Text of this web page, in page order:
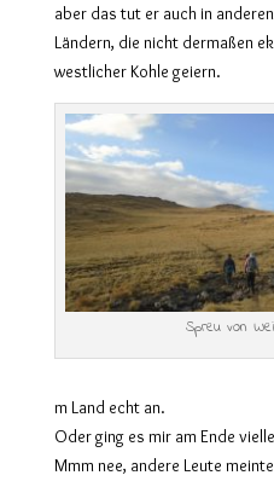
aber das tut er auch in
Ländern, die nicht dermaßen
westlicher Kohle geiern.
Spreu von
m Land echt an.
Oder ging es mir am Ende
Mmm nee, andere Leute